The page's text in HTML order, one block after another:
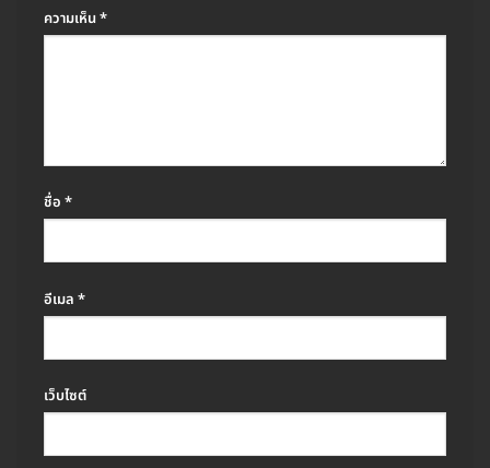
ความเห็น*
ชื่อ *
อีเมล *
เว็บไซต์